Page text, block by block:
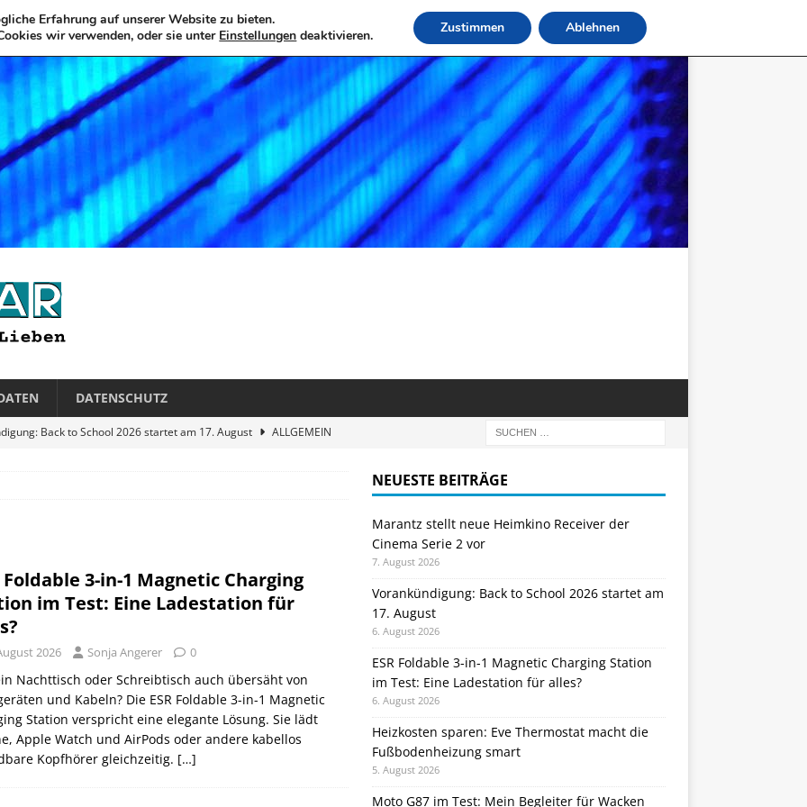
DATENSCHUTZ
Back to School 2026 startet am 17. August
ALLGEMEIN
im Test: Mein Begleiter für Wacken 2026
TELEFON
Foldable 3-in-1 Magnetic Charging
im Test: Eine Ladestation für
2026 Sonja Angerer 0
Nachttisch oder Schreibtisch auch übersäht von
und Kabeln? Die ESR Foldable 3-in-1 Magnetic
Station verspricht eine elegante Lösung. Sie lädt
Apple Watch und AirPods oder andere kabellos
Kopfhörer gleichzeitig. […]
NEUESTE BEITRÄGE
Marantz stellt neue Heimkino Receiver der
Cinema Serie 2 vor
7. August 2026
Vorankündigung: Back to School 2026 startet am
17. August
6. August 2026
ESR Foldable 3-in-1 Magnetic Charging Station
im Test: Eine Ladestation für alles?
6. August 2026
Heizkosten sparen: Eve Thermostat macht die
Fußbodenheizung smart
5. August 2026
Moto G87 im Test: Mein Begleiter für Wacken
Erfahrung auf unserer Website zu bieten.
wir verwenden, oder sie unter Einstellungen deaktivieren. Zustimmen Ablehnen